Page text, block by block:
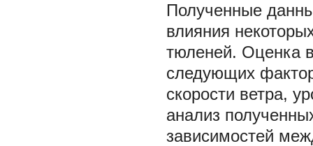
Полученные
влияния
тюленей. Оценка
следующих
скорости ветра,
анализ
зависимостей